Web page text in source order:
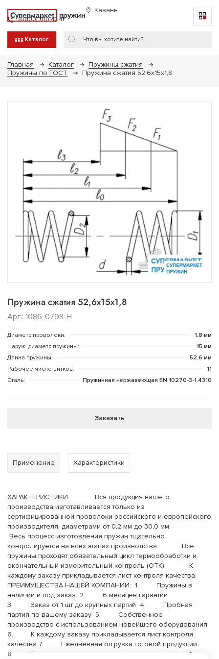
Супермаркет пружин Казань
8 (800) 700-47-41
Каталог
Главная Каталог
Пружины сжатия
Пружины по ГОСТ
Пружина сжатия 52,6х15х1,8
Пружина сжатия 52,6х15х1,8
Арт.: 1086-0798-Н
Диаметр проволоки:
1.8 мм
Наруж. диаметр пружины:
15 мм
Длина пружины:
52.6 мм
Рабочее число витков:
11
Сталь:
Пружинная нержавеющая EN 10270-3-1.4310
Заказать
Применение Характеристики
ХАРАКТЕРИСТИКИ: Вся продукция нашего
производства изготавливается только из
сертифицированной проволоки российского и европейского
производителя, диаметрами от 0,2 мм до 30,0 мм.
Весь процесс изготовления пружин тщательно
контролируется на всех этапах производства. Все
пружины проходят обязательный цикл термообработки и
окончательный измерительный контроль (ОТК). К
каждому заказу прикладывается лист контроля качества.
ПРЕИМУЩЕСТВА НАШЕЙ КОМПАНИИ: 1. Пружины в
наличии и под заказ 2. 6 месяцев гарантии
3. Заказ от 1 шт до крупных партий 4. Пробная
партия по вашему заказу 5. Собственное
производство с использованием новейшего оборудования
6. К каждому заказу прикладывается лист контроля
качества 7. Ежедневная отгрузка готовой продукции
8. Бесплатная доставка до терминала транспортной